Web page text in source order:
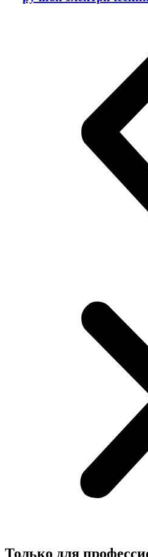
Только для